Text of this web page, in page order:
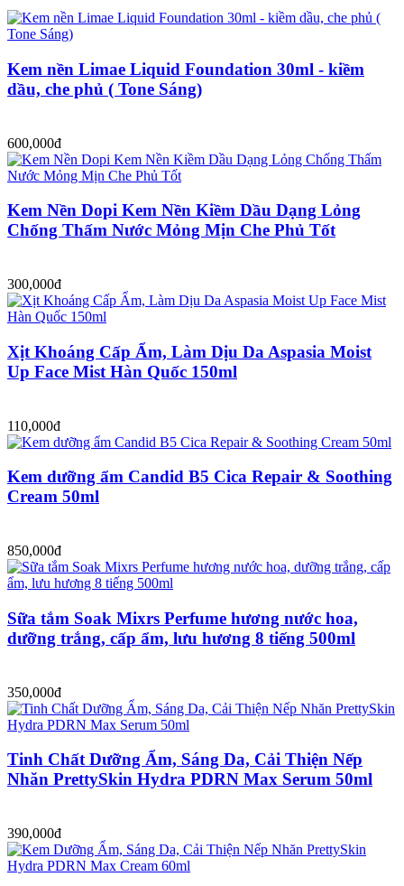
Kem nền Limae Liquid Foundation 30ml - kiềm
dầu, che phủ ( Tone Sáng)
600,000đ
Kem Nền Dopi Kem Nền Kiềm Dầu Dạng Lỏng
Chống Thấm Nước Mỏng Mịn Che Phủ Tốt
300,000đ
Xịt Khoáng Cấp Ẩm, Làm Dịu Da Aspasia Moist
Up Face Mist Hàn Quốc 150ml
110,000đ
Kem dưỡng ẩm Candid B5 Cica Repair & Soothing
Cream 50ml
850,000đ
Sữa tắm Soak Mixrs Perfume hương nước hoa,
dưỡng trắng, cấp ẩm, lưu hương 8 tiếng 500ml
350,000đ
Tinh Chất Dưỡng Ẩm, Sáng Da, Cải Thiện Nếp
Nhăn PrettySkin Hydra PDRN Max Serum 50ml
390,000đ